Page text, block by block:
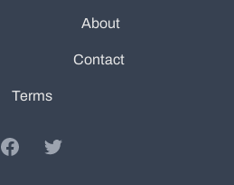
About
Contact
Terms
FacebookTwitter